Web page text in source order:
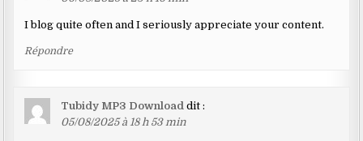
I blog quite often and I seriously appreciate your content.
Répondre
Tubidy MP3 Download dit :
05/08/2025 à 18 h 53 min